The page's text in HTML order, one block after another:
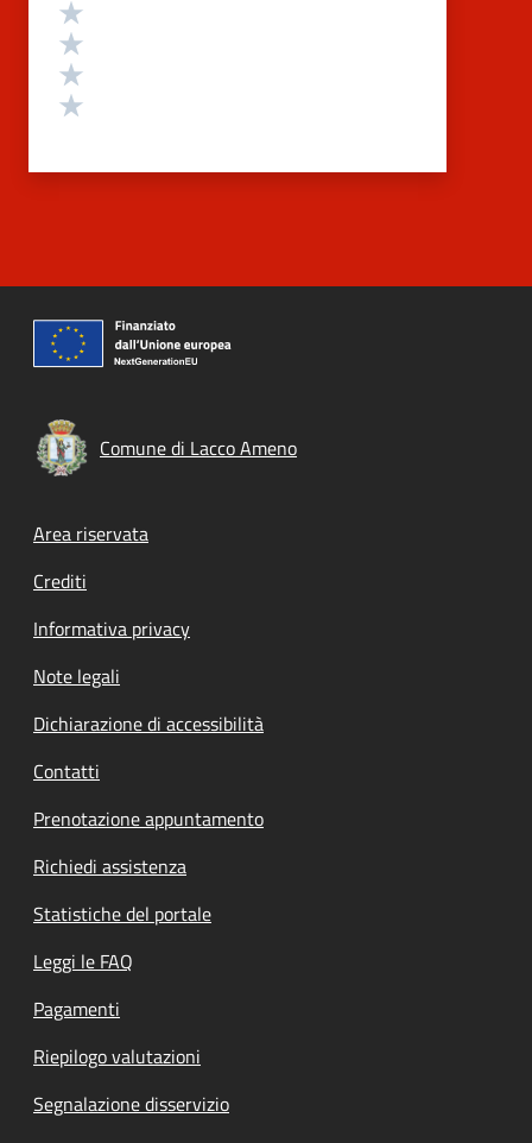
Comune di Lacco Ameno
Footer menu
Area riservata
Crediti
Informativa privacy
Note legali
Dichiarazione di accessibilità
Contatti
Prenotazione appuntamento
Richiedi assistenza
Statistiche del portale
Leggi le FAQ
Pagamenti
Riepilogo valutazioni
Segnalazione disservizio